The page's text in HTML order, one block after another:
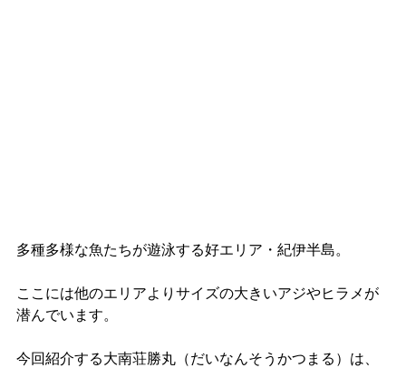
多種多様な魚たちが遊泳する好エリア・紀伊半島。
ここには他のエリアよりサイズの大きいアジやヒラメが
潜んでいます。
今回紹介する大南荘勝丸（だいなんそうかつまる）は、